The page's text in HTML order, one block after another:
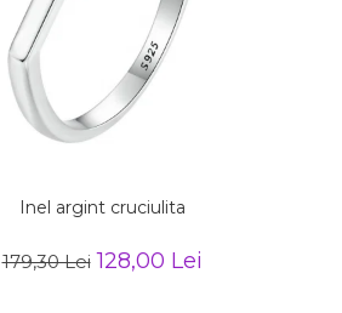
Inel argint cruciulita
179,30 Lei 128,00 Lei